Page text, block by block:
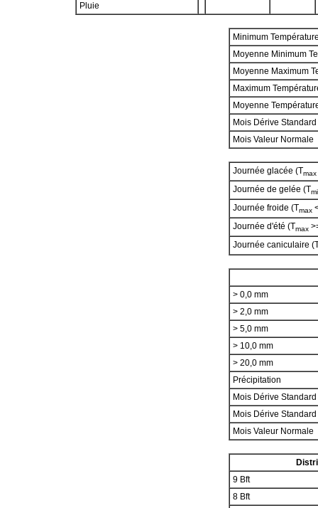
Pluie
Minimum
Moyenne Minimum
Moyenne Maximum
Maximum
Moyenne
Mois Dérive Standard
Mois Valeur Normale
Journée glacée (Tmax
Journée de gelée (T
Journée froide (Tmax
Journée d'été (Tmax
Journée caniculaire
> 0,0 mm
> 2,0 mm
> 5,0 mm
> 10,0 mm
> 20,0 mm
Précipitation
Mois Dérive Standard
Mois Dérive Standard
Mois Valeur Normale
9 Bft
8 Bft